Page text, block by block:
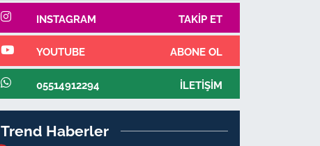
INSTAGRAM TAKIP ET
YOUTUBE ABONE OL
05514912294 İLETIŞIM
Trend Haberler